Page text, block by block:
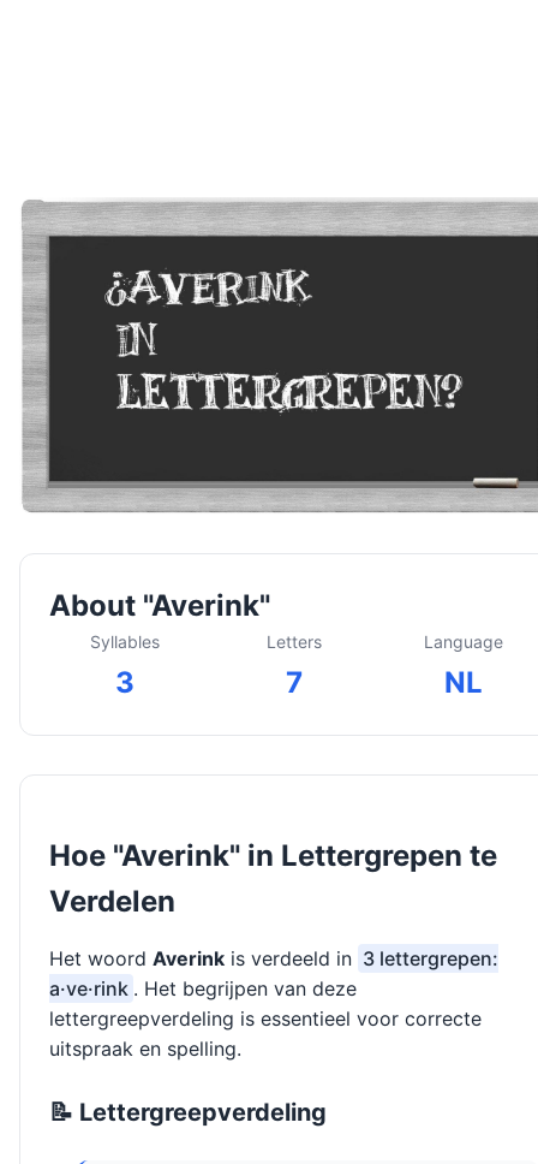
About "Averink"
Syllables
3
Letters
7
Language
NL
Hoe "Averink" in Lettergrepen te
Verdelen
Het woord Averink is verdeeld in 3 lettergrepen:
a·ve·rink . Het begrijpen van deze
lettergreepverdeling is essentieel voor correcte
uitspraak en spelling.
📝 Lettergreepverdeling